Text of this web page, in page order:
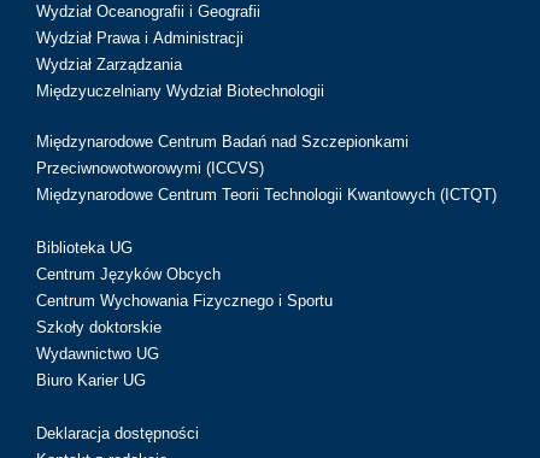
Wydział Oceanografii i Geografii
Wydział Prawa i Administracji
Wydział Zarządzania
Międzyuczelniany Wydział Biotechnologii
Międzynarodowe Centrum Badań nad Szczepionkami
Przeciwnowotworowymi (ICCVS)
Międzynarodowe Centrum Teorii Technologii Kwantowych (ICTQT)
Biblioteka UG
Centrum Języków Obcych
Centrum Wychowania Fizycznego i Sportu
Szkoły doktorskie
Wydawnictwo UG
Biuro Karier UG
Deklaracja dostępności